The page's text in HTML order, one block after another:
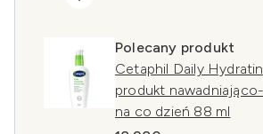
Polecany produkt
Cetaphil Daily
produkt
na co dzień 88 ml